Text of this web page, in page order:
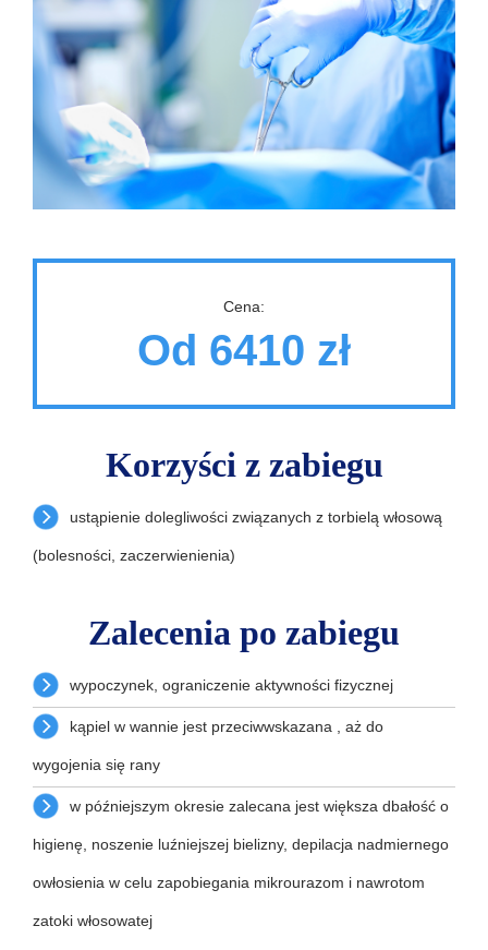
Cena:
Od 6410 zł
Korzyści z zabiegu
ustąpienie dolegliwości związanych z torbielą włosową
(bolesności, zaczerwienienia)
Zalecenia po zabiegu
wypoczynek, ograniczenie aktywności fizycznej
kąpiel w wannie jest przeciwwskazana , aż do
wygojenia się rany
w późniejszym okresie zalecana jest większa dbałość o
higienę, noszenie luźniejszej bielizny, depilacja nadmiernego
owłosienia w celu zapobiegania mikrourazom i nawrotom
zatoki włosowatej